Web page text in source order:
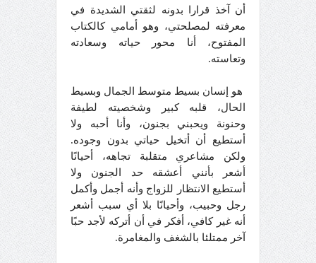
أن آخذ قرارا بدونه لثقتي الشديدة في
معرفته لمصلحتي، وهو أمامي كالكتاب
المفتوح، أنا محور حياته وسعادته
وتعاسته.
هو إنسان بسيط متوسط الجمال وبسيط
الحال، قلبه كبير وشخصيته لطيفة
وحنونة ويحبني بجنون، وأنا أحبه ولا
أستطيع أن أتخيل حياتي بدون وجوده.
ولكن مشاعري متقلبة تجاهه، أحيانًا
أشعر بأنني أعشقه حد الجنون ولا
أستطيع الانتظار للزواج وأنه أجمل وأكمل
رجل وحبيب، وأحيانًا بلا أي سبب أشعر
أنه غير كافي، أفكر في أن أتركه لأجد حبًا
آخر ممتلئا بالشغف والمغامرة.